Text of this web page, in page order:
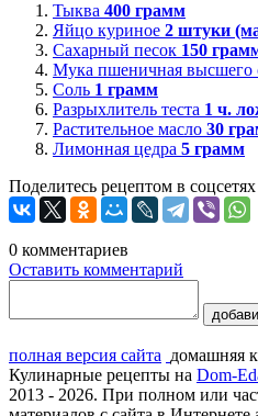
Тыква 400 грамм
Яйцо куриное 2 штуки
Сахарный песок 150
Мука пшеничная высшего
Соль 1 грамм
Разрыхлитель теста 1 ч.
Растительное масло 30
Лимонная цедра 5 грамм
Поделитесь рецептом в соцсетях
0 комментариев
Оставить комментарий
полная версия сайта домашняя
Кулинарные рецепты на Dom-
2013 - 2026. При полном или